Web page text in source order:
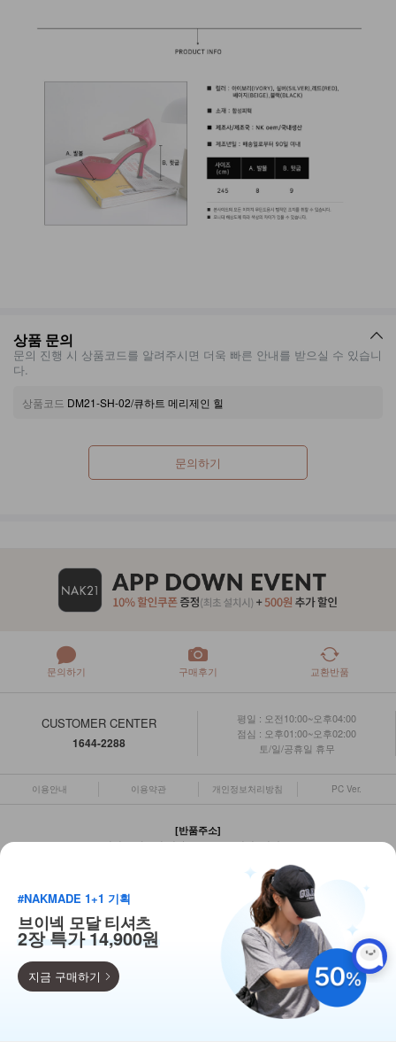
득템찬스
#NAKMADE 1+1 기획
브이넥 모달 티셔츠
2장 특가 14,900원
지금 구매하기
상품 문의
문의 진행 시 상품코드를 알려주시면 더욱 빠른 안내를 받으실 수 있습니
다.
상품코드 DM21-SH-02/큐하트 메리제인 힐
문의하기
문의하기 구매후기 교환반품
CUSTOMER CENTER
1644-2288
평일 : 오전10:00~오후04:00
점심 : 오후01:00~오후02:00
토/일/공휴일 휴무
이용안내 이용약관 개인정보처리방침 PC Ver.
[반품주소]
경기도 양주시 평화로 1403 NK빌딩 (덕계동)
상점명 : 주식회사 엔케이아이엔씨 대표 :윤명애
대표전화 : 1644-2288 팩스 : 031)872-6199
주소 : 서울특별시 종로구 새문안로3길 7, 2층 201호
사업자등록번호 : 127-86-21153
통신판매업 신고 : 2024-서울종로-0343호
개인정보관리책임자 : 윤지원
ALL RIGHTS RESERVED.